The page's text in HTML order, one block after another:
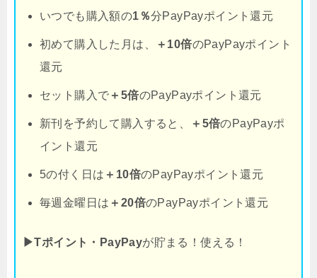
いつでも購入額の1％分PayPayポイント還元
初めて購入した月は、 ＋10倍のPayPayポイント
還元
セット購入で ＋5倍のPayPayポイント還元
新刊を予約して購入すると、 ＋5倍のPayPayポ
イント還元
5の付く日は ＋10倍のPayPayポイント還元
毎週金曜日は ＋20倍のPayPayポイント還元
▶Tポイント・PayPayが貯まる！使える！